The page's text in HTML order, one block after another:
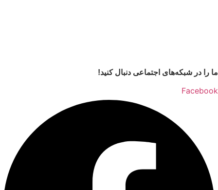
ما را در شبکه‌های اجتماعی دنبال کنید!
Facebook